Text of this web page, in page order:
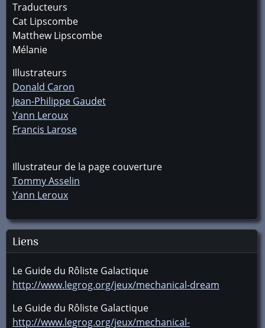
Traducteurs
Cat Lipscombe
Matthew Lipscombe
Mélanie
Illustrateurs
Donald Caron
Jean-Philippe Gaudet
Yann Leroux
Francis Larose
Illustrateur de la page couverture
Tommy Asselin
Yann Leroux
Liens
Le Guide du Rôliste Galactique
http://www.legrog.org/jeux/mechanical-dream
Le Guide du Rôliste Galactique
http://www.legrog.org/jeux/mechanical-